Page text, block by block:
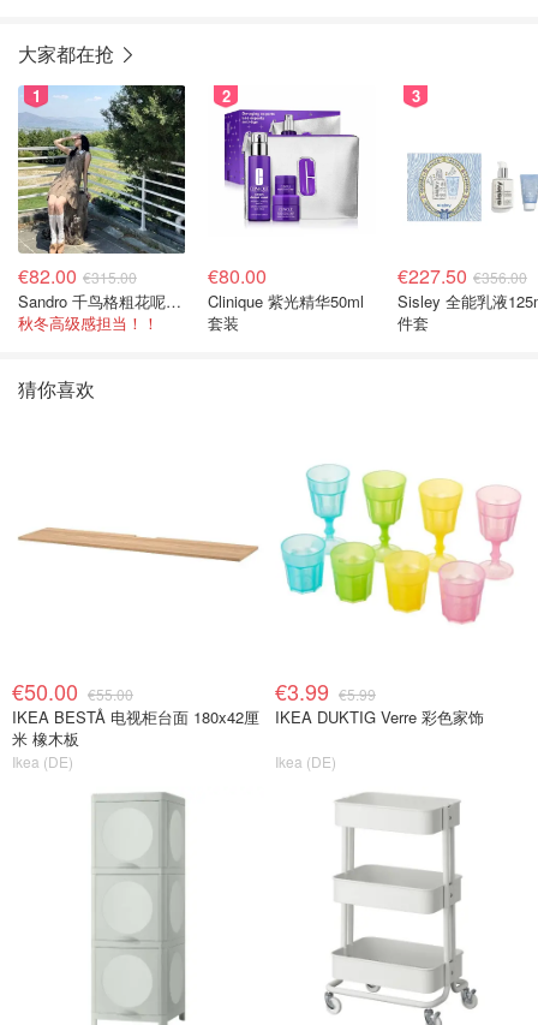
大家都在抢
1
€82.00 €315.00
Sandro 千鸟格粗花呢连衣裙
秋冬高级感担当！！
2
€80.00
Clinique 紫光精华50ml
套装
3
€227.50 €356.00
Sisley 全能乳液
件套
猜你喜欢
€50.00 €55.00
IKEA BESTÅ 电视柜台面 180x42厘
米 橡木板
Ikea (DE)
€3.99 €5.99
IKEA DUKTIG Verre 彩色家饰
Ikea (DE)